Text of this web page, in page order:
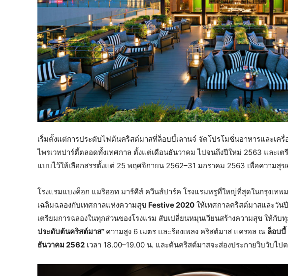
เริ่มตั้งแต่การประดับไฟต้นคริสต์มาสที่ล็อบบี้เลานจ์ จัดโปรโมชั่นอาหารและเค
ไพรเวทปาร์ตี้ตลอดทั้งเทศกาล ตั้งแต่เดือนธันวาคม ไปจนถึงปีใหม่ 2563 และเ
แบบไว้ให้เลือกสรรตั้งแต่ 25 พฤศจิกายน 2562–31 มกราคม 2563 เพื่อความสุ
โรงแรมแบงค็อก แมริออท มาร์คีส์ ควีนส์ปาร์ค โรงแรมหรูที่ใหญ่ที่สุดในกรุงเทพ
เฉลิมฉลองกับเทศกาลแห่งความสุข Festive 2020 ให้เทศกาลคริสต์มาสและวั
เตรียมการฉลองในทุกส่วนของโรงแรม สับเปลี่ยนหมุนเวียนสร้างความสุข ให้กั
ประดับต้นคริสต์มาส” ความสูง 6 เมตร และร้องเพลง คริสต์มาส แครอล ณ ล็อบบี้
ธันวาคม 2562 เวลา 18.00–19.00 น. และต้นคริสต์มาสจะส่องประกายวิบวับไป